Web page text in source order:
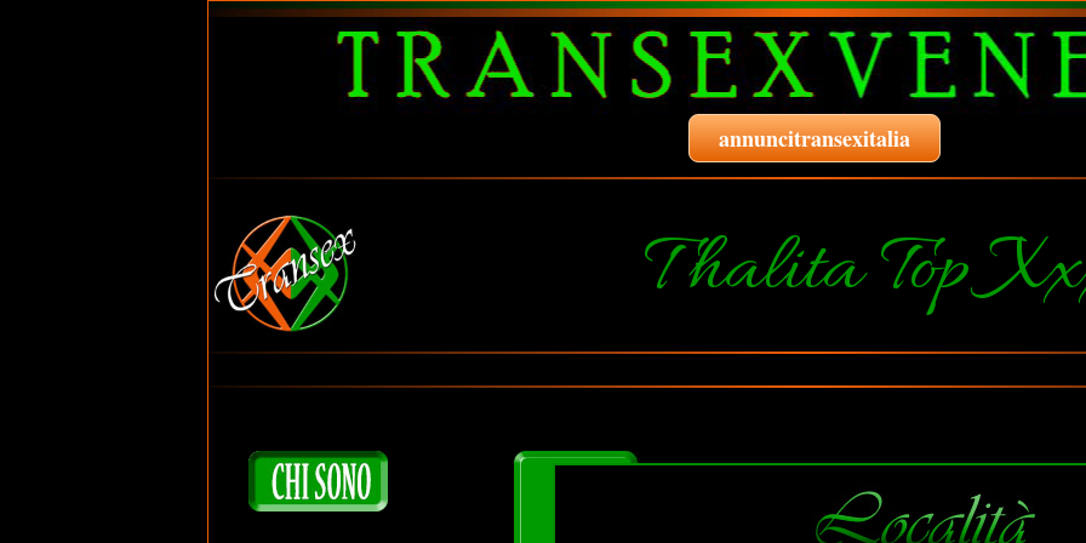
annuncitransexitalia
Thalita Top